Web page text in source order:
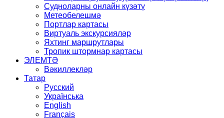
Судноларны онлайн күзәтү
Метеобелешмә
Портлар картасы
Виртуаль экскурсияләр
Яхтинг маршрутлары
Тропик штормнар картасы
ЭЛЕМТӘ
Вәкиллекләр
Татар
Русский
Українська
English
Français